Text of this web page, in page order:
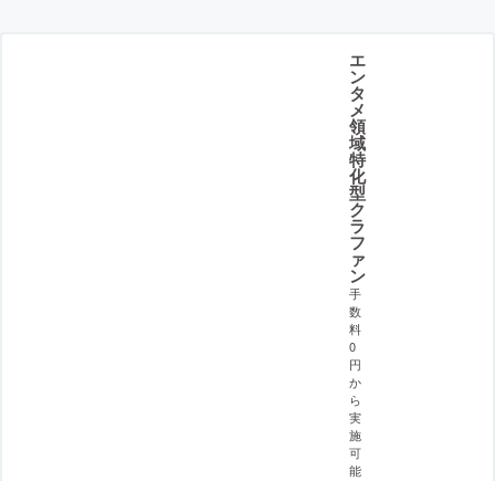
エ
ン
タ
メ
領
域
特
化
型
ク
ラ
フ
ァ
ン
手
数
料
0
円
か
ら
実
施
可
能